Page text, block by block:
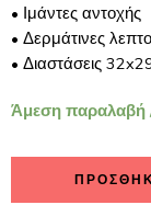
• Ιμάντες αντοχής
• Δερμάτινες
• Διαστάσεις
Άμεση παραλαβή